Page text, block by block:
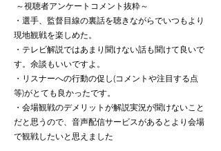
～視聴者アンケートコメント抜粋～
・選手、監督目線の裏話を聴きながらでいつもより
現地観戦を楽しめた。
・テレビ解説ではあまり聞けない話も聞けて良いで
す。余談もいいですよ。
・リスナーへの行動の促し(コメントや注目する点
等)がとても良かったです。
・会場観戦のデメリットが解説実況が聞けないこと
だと思うので、音声配信サービスがあるとより会場
で観戦したいと思えました